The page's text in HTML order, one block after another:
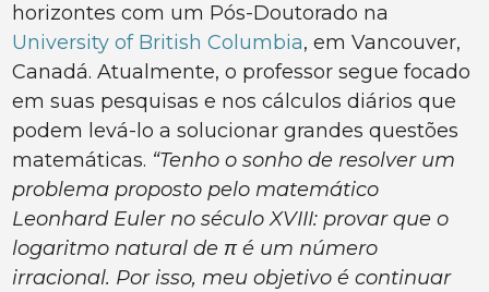
horizontes com um Pós-Doutorado na
University of British Columbia, em Vancouver,
Canadá. Atualmente, o professor segue focado
em suas pesquisas e nos cálculos diários que
podem levá-lo a solucionar grandes questões
matemáticas. “Tenho o sonho de resolver um
problema proposto pelo matemático
Leonhard Euler no século XVIII: provar que o
logaritmo natural de π é um número
irracional. Por isso, meu objetivo é continuar